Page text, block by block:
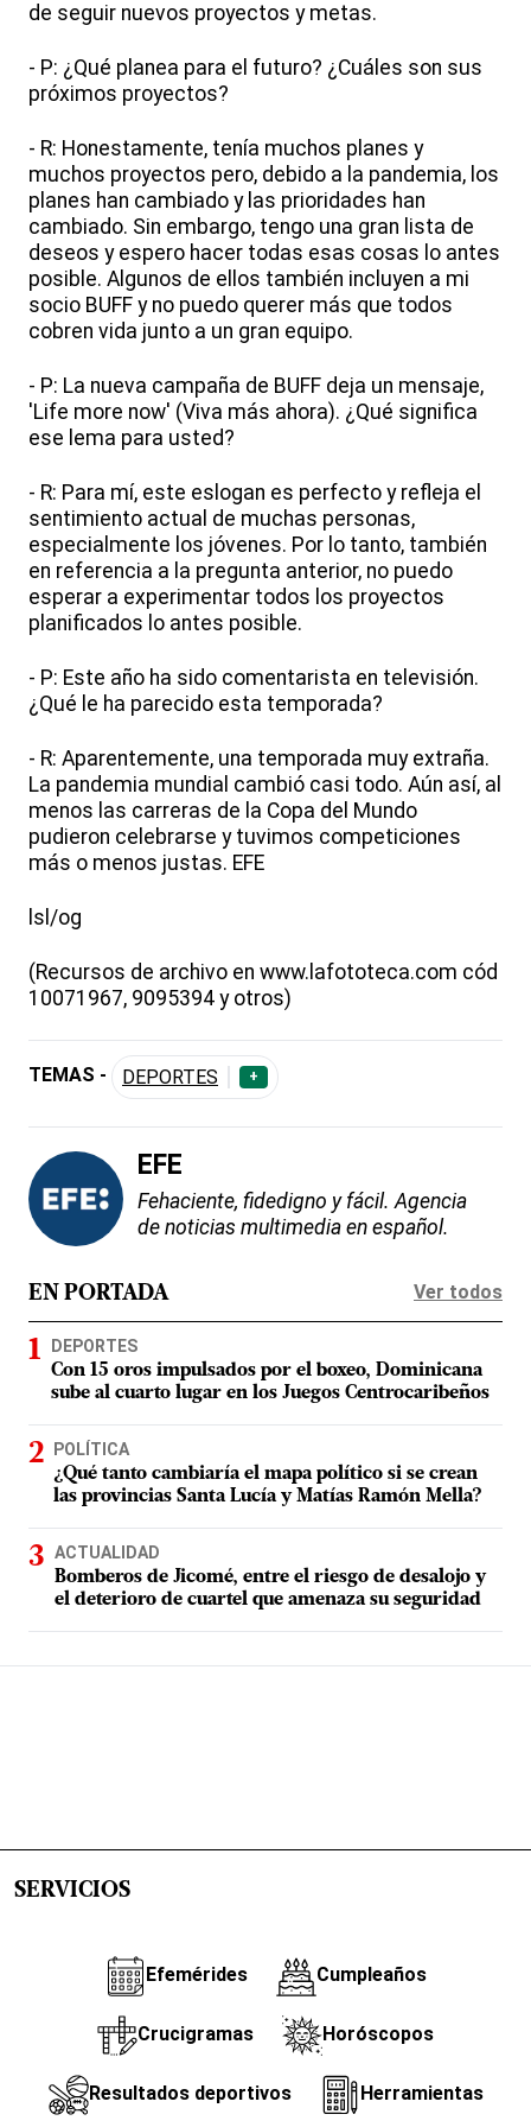
de seguir nuevos proyectos y metas.
- P: ¿Qué planea para el futuro? ¿Cuáles son sus
próximos proyectos?
- R: Honestamente, tenía muchos planes y
muchos proyectos pero, debido a la pandemia, los
planes han cambiado y las prioridades han
cambiado. Sin embargo, tengo una gran lista de
deseos y espero hacer todas esas cosas lo antes
posible. Algunos de ellos también incluyen a mi
socio BUFF y no puedo querer más que todos
cobren vida junto a un gran equipo.
- P: La nueva campaña de BUFF deja un mensaje,
'Life more now' (Viva más ahora). ¿Qué significa
ese lema para usted?
- R: Para mí, este eslogan es perfecto y refleja el
sentimiento actual de muchas personas,
especialmente los jóvenes. Por lo tanto, también
en referencia a la pregunta anterior, no puedo
esperar a experimentar todos los proyectos
planificados lo antes posible.
- P: Este año ha sido comentarista en televisión.
¿Qué le ha parecido esta temporada?
- R: Aparentemente, una temporada muy extraña.
La pandemia mundial cambió casi todo. Aún así, al
menos las carreras de la Copa del Mundo
pudieron celebrarse y tuvimos competiciones
más o menos justas. EFE
lsl/og
(Recursos de archivo en www.lafototeca.com cód
10071967, 9095394 y otros)
TEMAS - DEPORTES +
EFE
Fehaciente, fidedigno y fácil. Agencia
de noticias multimedia en español.
EN PORTADA Ver todos
DEPORTES
Con 15 oros impulsados por el boxeo, Dominicana
sube al cuarto lugar en los Juegos Centrocaribeños
POLÍTICA
¿Qué tanto cambiaría el mapa político si se crean
las provincias Santa Lucía y Matías Ramón Mella?
ACTUALIDAD
Bomberos de Jicomé, entre el riesgo de desalojo y
el deterioro de cuartel que amenaza su seguridad
SERVICIOS
Efemérides Cumpleaños
Crucigramas Horóscopos
Resultados deportivos Herramientas